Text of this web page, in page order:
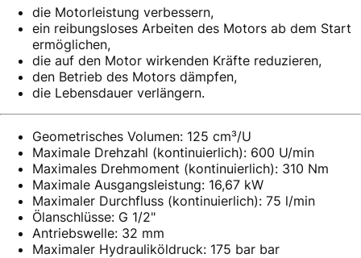
die Motorleistung verbessern,
ein reibungsloses Arbeiten des Motors ab dem Start
ermöglichen,
die auf den Motor wirkenden Kräfte reduzieren,
den Betrieb des Motors dämpfen,
die Lebensdauer verlängern.
Geometrisches Volumen: 125 cm³/U
Maximale Drehzahl (kontinuierlich): 600 U/min
Maximales Drehmoment (kontinuierlich): 310 Nm
Maximale Ausgangsleistung: 16,67 kW
Maximaler Durchfluss (kontinuierlich): 75 l/min
Ölanschlüsse: G 1/2"
Antriebswelle: 32 mm
Maximaler Hydrauliköldruck: 175 bar bar